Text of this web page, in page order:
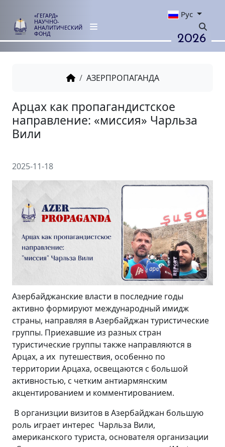
«ГЕГАРД»
НАУЧНО-
АНАЛИТИЧЕСКИЙ
ФОНД
Рус
2026
АЗЕРПРОПАГАНДА
Арцах как пропагандистское
Вили
2025-11-18
Азербайджанские власти в последние годы
активно формируют международный имидж
страны, направляя в Азербайджан туристические
группы. Приехавшие из разных стран
туристические группы также направляются в
Арцах, а их путешествия, особенно по
территории Арцаха, освещаются с большой
активностью, с четким антиармянским
акцентированием и комментированием.
В организции визитов в Азербайджан большую
роль играет интерес Чарльза Вили,
американского туриста, основателя организации